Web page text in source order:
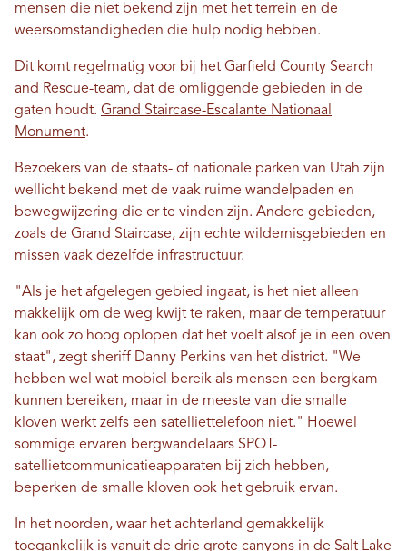
mensen die niet bekend zijn met het terrein en de
weersomstandigheden die hulp nodig hebben.
Dit komt regelmatig voor bij het Garfield County Search
and Rescue-team, dat de omliggende gebieden in de
gaten houdt. Grand Staircase-Escalante Nationaal
Monument.
Bezoekers van de staats- of nationale parken van Utah zijn
wellicht bekend met de vaak ruime wandelpaden en
bewegwijzering die er te vinden zijn. Andere gebieden,
zoals de Grand Staircase, zijn echte wildernisgebieden en
missen vaak dezelfde infrastructuur.
"Als je het afgelegen gebied ingaat, is het niet alleen
makkelijk om de weg kwijt te raken, maar de temperatuur
kan ook zo hoog oplopen dat het voelt alsof je in een oven
staat", zegt sheriff Danny Perkins van het district. "We
hebben wel wat mobiel bereik als mensen een bergkam
kunnen bereiken, maar in de meeste van die smalle
kloven werkt zelfs een satelliettelefoon niet." Hoewel
sommige ervaren bergwandelaars SPOT-
satellietcommunicatieapparaten bij zich hebben,
beperken de smalle kloven ook het gebruik ervan.
In het noorden, waar het achterland gemakkelijk
toegankelijk is vanuit de drie grote canyons in de Salt Lake